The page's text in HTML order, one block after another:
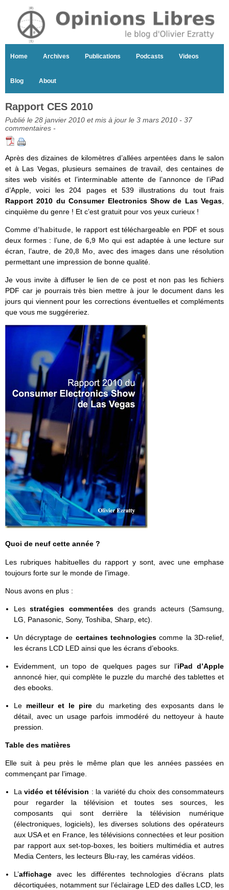
Home Archives Publications Podcasts Videos
Blog About
Rapport CES 2010
Publié le 28 janvier 2010 et mis à jour le 3 mars 2010 - 37
commentaires -
Après des dizaines de kilomètres d’allées arpentées dans le salon
et à Las Vegas, plusieurs semaines de travail, des centaines de
sites web visités et l’interminable attente de l’annonce de l’iPad
d’Apple, voici les 204 pages et 539 illustrations du tout frais
Rapport 2010 du Consumer Electronics Show de Las Vegas
cinquième du genre ! Et c’est gratuit pour vos yeux curieux !
Comme d’habitude, le rapport est téléchargeable en PDF et sous
deux formes : l’une, de6,9 Mo qui est adaptée à une lecture sur
écran, l’autre, de 20,8 Mo , avec des images dans une résolution
permettant une impression de bonne qualité.
Je vous invite à diffuser le lien de ce post et non pas les fichiers
PDF car je pourrais très bien mettre à jour le document dans les
jours qui viennent pour les corrections éventuelles et compléments
que vous me suggéreriez.
Quoi de neuf cette année ?
Les rubriques habituelles du rapport y sont, avec une emphase
toujours forte sur le monde de l’image.
Nous avons en plus :
Lesstratégies commentées des grands acteurs (Samsung,
LG, Panasonic, Sony, Toshiba, Sharp, etc).
Un décryptage de certaines technologiescomme la 3D-relief,
les écrans LCD LED ainsi que les écrans d’ebooks.
Evidemment, un topo de quelques pages sur l’iPad d’Apple
annoncé hier, qui complète le puzzle du marché des tablettes et
des ebooks.
Le meilleur et le piredu marketing des exposants dans le
détail, avec un usage parfois immodéré du nettoyeur à haute
pression.
Table des matières
Elle suit à peu près le même plan que les années passées en
commençant par l’image.
Lavidéo et télévision : la variété du choix des consommateurs
pour regarder la télévision et toutes ses sources, les
composants qui sont derrière la télévision numérique
(électroniques, logiciels), les diverses solutions des opérateurs
aux USA et en France, les télévisions connectées et leur position
par rapport aux set-top-boxes, les boitiers multimédia et autres
Media Centers, les lecteurs Blu-ray, les caméras vidéos.
L’affichage avec les différentes technologies d’écrans plats
décortiquées, notamment sur l’éclairage LED des dalles LCD, les